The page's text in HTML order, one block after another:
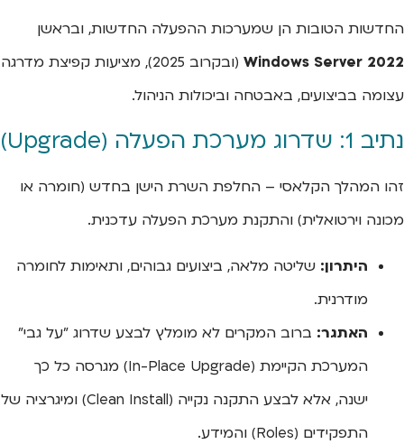
החדשות הטובות הן שמערכות ההפעלה החדשות, ובראשן
Windows Server 2022
(ובקרוב 2025), מציעות קפיצת מדרגה
עצומה בביצועים, באבטחה וביכולות הניהול.
נתיב 1: שדרוג מערכת הפעלה (Upgrade)
זהו המהלך הקלאסי – החלפת השרת הישן בחדש (חומרה או
מכונה וירטואלית) והתקנת מערכת הפעלה עדכנית.
היתרון: שליטה מלאה, ביצועים גבוהים, ותאימות לחומרה
מודרנית.
האתגר: ברוב המקרים לא מומלץ לבצע שדרוג "על גבי"
המערכת הקיימת (In-Place Upgrade) מגרסה כל כך
ישנה, אלא לבצע התקנה נקייה (Clean Install) ומיגרציה של
התפקידים (Roles) והמידע.